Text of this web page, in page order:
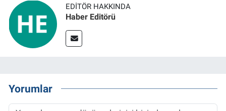
EDITÖR HAKKINDA
Haber Editörü
Yorumlar